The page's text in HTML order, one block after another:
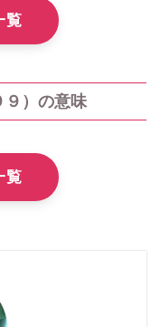
覧
９）の意味
覧